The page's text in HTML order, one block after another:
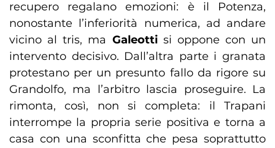
recupero regalano emozioni: è il Potenza,
nonostante l’inferiorità numerica, ad andare
vicino al tris, ma Galeottisi oppone con un
intervento decisivo. Dall’altra parte i granata
protestano per un presunto fallo da rigore su
Grandolfo, ma l’arbitro lascia proseguire. La
rimonta, così, non si completa: il Trapani
interrompe la propria serie positiva e torna a
casa con una sconfitta che pesa soprattutto